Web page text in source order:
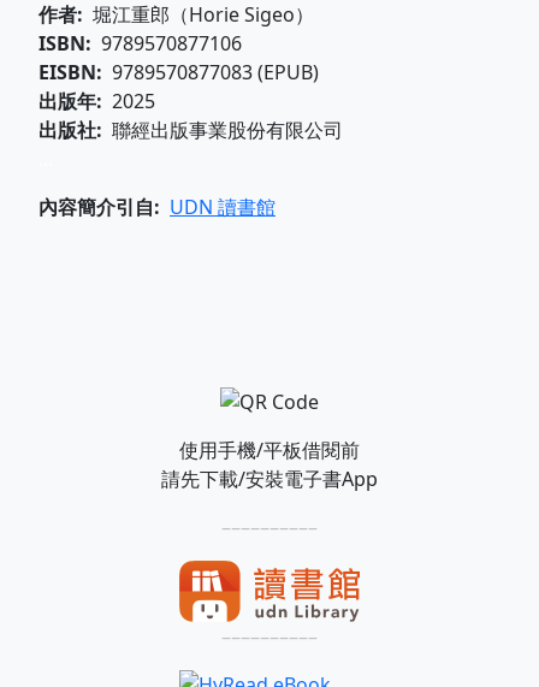
作者 堀江重郎（Horie Sigeo）
ISBN
9789570877106
EISBN
9789570877083 (EPUB)
出版年 2025
出版社 聯經出版事業股份有限公司
內容簡介引自
UDN 讀書館
使用手機/平板借閱前
請先下載/安裝電子書App
––––––––––
––––––––––